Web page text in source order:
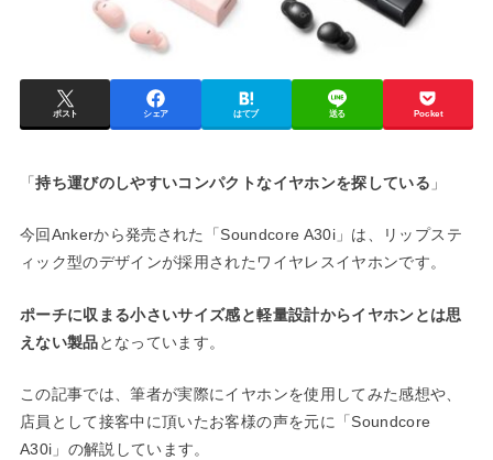
ポスト シェア はてブ 送る Pocket
「持ち運びのしやすいコンパクトなイヤホンを探している 」
今回Ankerから発売された「Soundcore A30i」は、リップステ
ィック型のデザインが採用されたワイヤレスイヤホンです。
ポーチに収まる小さいサイズ感と軽量設計からイヤホンとは思
えない製品となっています。
この記事では、筆者が実際にイヤホンを使用してみた感想や、
店員として接客中に頂いたお客様の声を元に「Soundcore
A30i」の解説しています。